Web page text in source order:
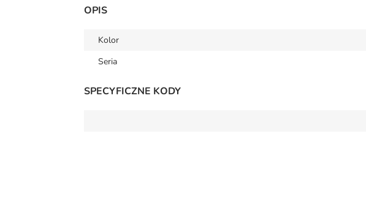
OPIS
Kolor
Seria
SPECYFICZNE KODY